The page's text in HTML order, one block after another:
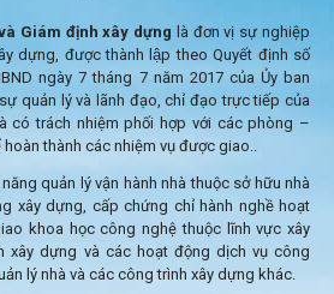
Giám định xây dựng là đơn vị sự nghiệp
dựng, được thành lập theo Quyết định số
ngày 7 tháng 7 năm 2017 của Ủy ban
quản lý và lãnh đạo, chỉ đạo trực tiếp của
có trách nhiệm phối hợp với các phòng –
thành các nhiệm vụ được giao..
quản lý vận hành nhà thuộc sở hữu nhà
xây dựng, cấp chứng chỉ hành nghề hoạt
khoa học công nghệ thuộc lĩnh vực xây
xây dựng và các hoạt động dịch vụ công
lý nhà và các công trình xây dựng khác.